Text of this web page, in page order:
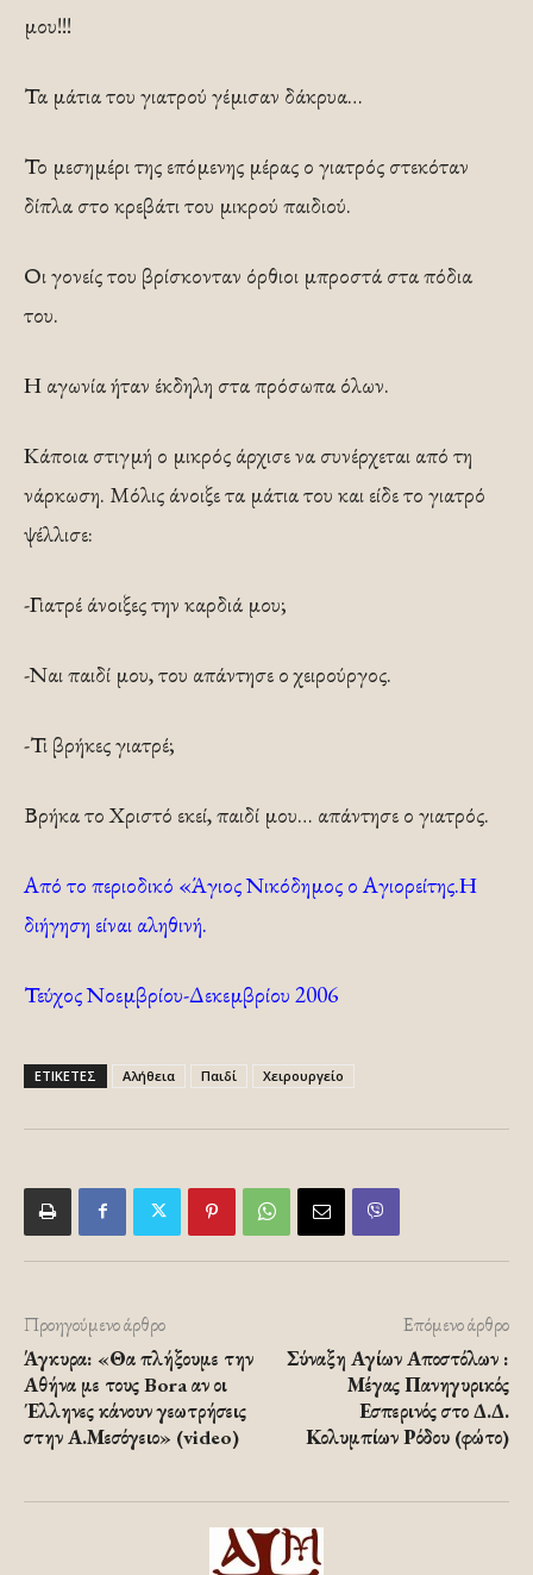
μου!!!
Τα μάτια του γιατρού γέμισαν δάκρυα…
Το μεσημέρι της επόμενης μέρας ο γιατρός στεκόταν
δίπλα στο κρεβάτι του μικρού παιδιού.
Οι γονείς του βρίσκονταν όρθιοι μπροστά στα πόδια
του.
Η αγωνία ήταν έκδηλη στα πρόσωπα όλων.
Κάποια στιγμή ο μικρός άρχισε να συνέρχεται από τη
νάρκωση. Μόλις άνοιξε τα μάτια του και είδε το γιατρό
ψέλλισε:
-Γιατρέ άνοιξες την καρδιά μου;
-Ναι παιδί μου, του απάντησε ο χειρούργος.
-Τι βρήκες γιατρέ;
Βρήκα το Χριστό εκεί, παιδί μου… απάντησε ο γιατρός.
Από το περιοδικό «Άγιος Νικόδημος ο Αγιορείτης.Η
διήγηση είναι αληθινή.
Τεύχος Νοεμβρίου-Δεκεμβρίου 2006
ΕΤΙΚΕΤΕΣ Αλήθεια Παιδί Χειρουργείο
Προηγούμενο άρθρο
Άγκυρα: «Θα πλήξουμε την
Αθήνα με τους Bora αν οι
Έλληνες κάνουν γεωτρήσεις
στην Α.Μεσόγειο» (video)
Επόμενο άρθρο
Σύναξη Αγίων Αποστόλων :
Μέγας Πανηγυρικός
Εσπερινός στο Δ.Δ.
Κολυμπίων Ρόδου (φώτο)